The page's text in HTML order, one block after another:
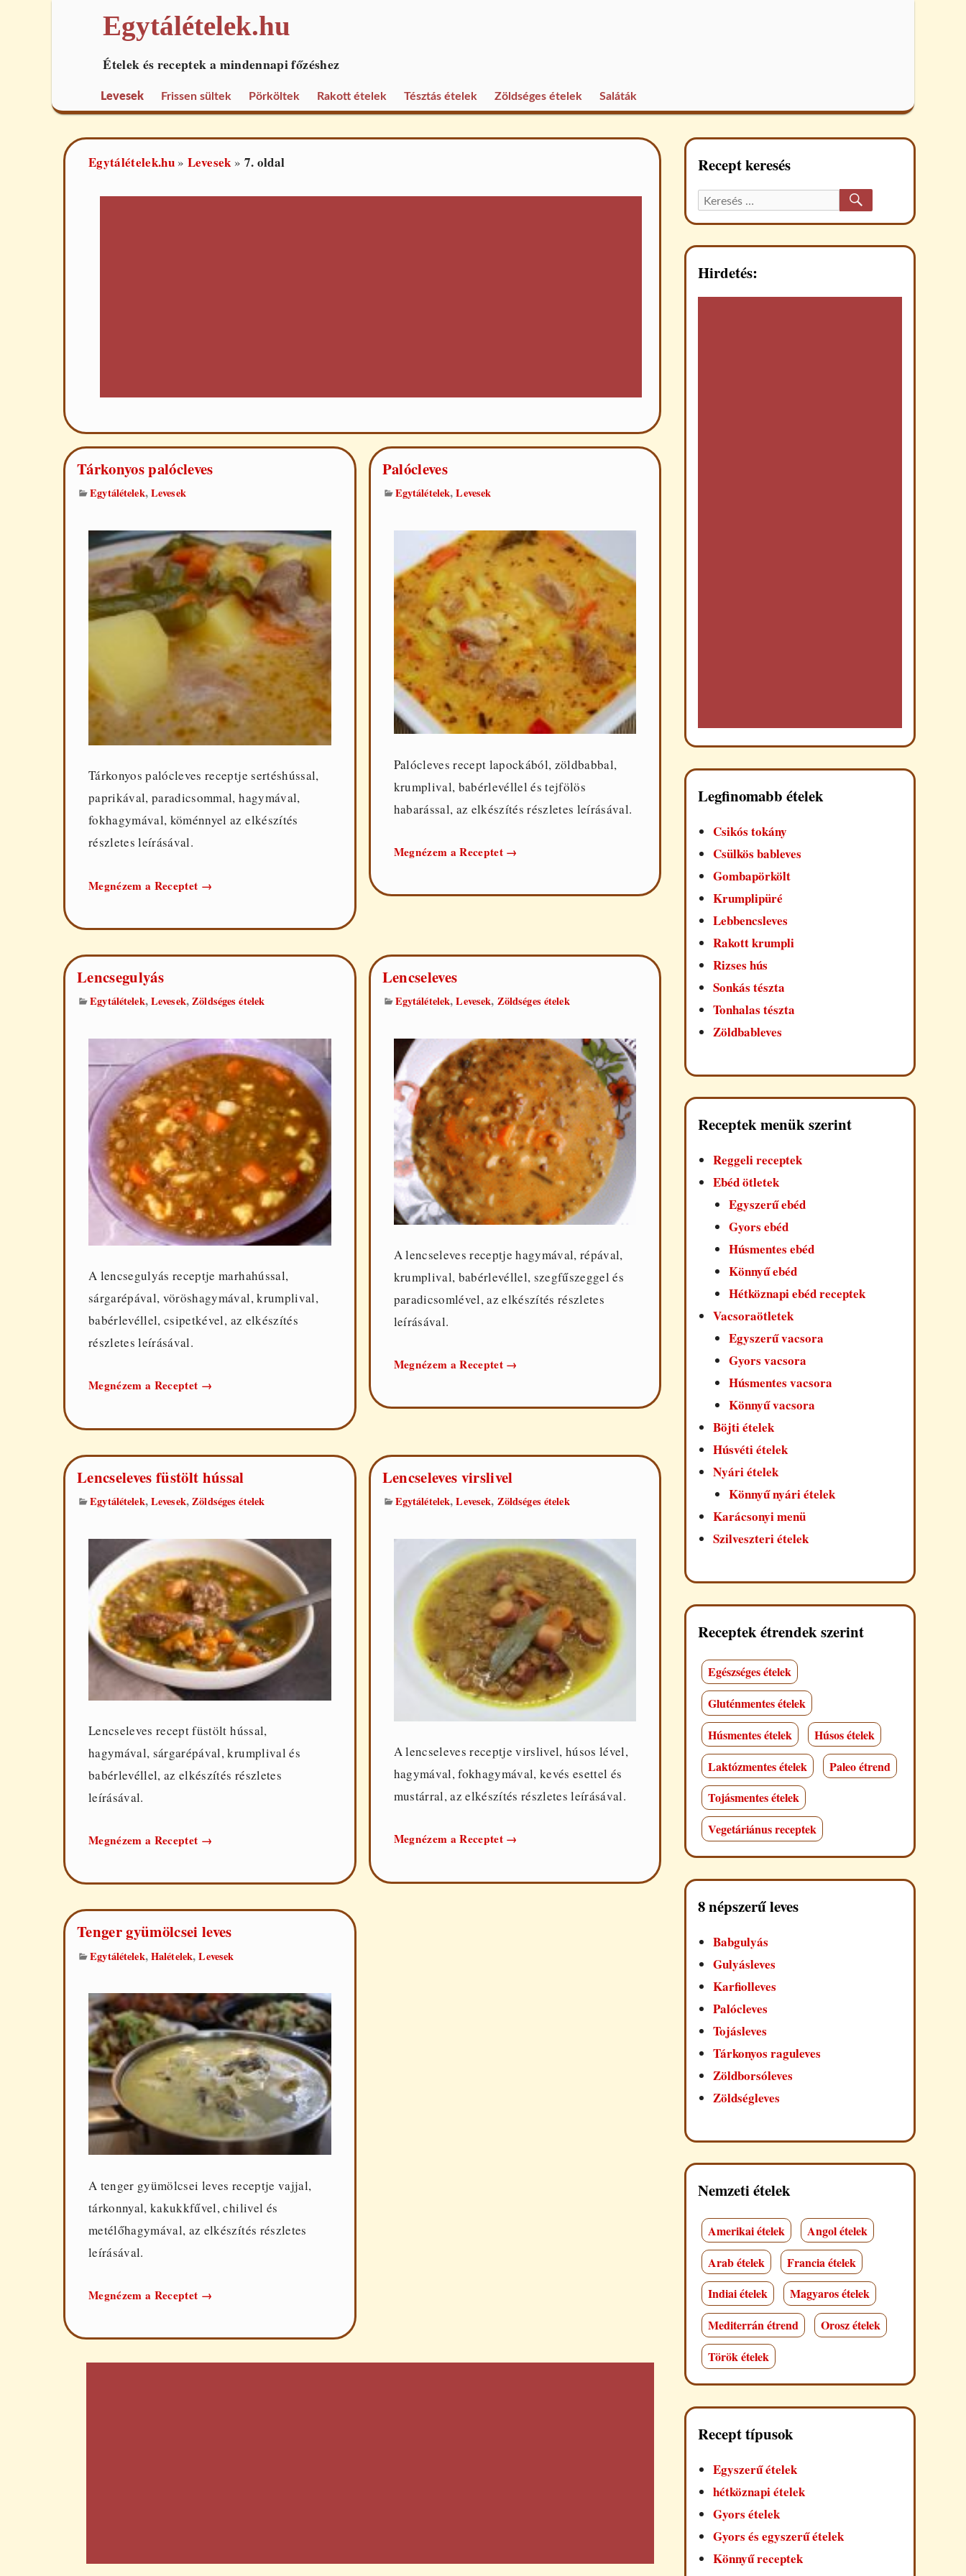
Egytálételek.hu
Ételek és receptek a mindennapi főzéshez
Levesek Frissen sültek Pörköltek Rakott ételek Tésztás ételek Zöldséges ételek Saláták
Egytálételek.hu »Levesek» 7. oldal
Tárkonyos palócleves
Egytálételek,Levesek
Tárkonyos palócleves receptje sertéshússal,
paprikával, paradicsommal, hagymával,
fokhagymával, köménnyel az elkészítés
részletes leírásával.
Megnézem a Receptet Tárkonyos
→
Palócleves
Egytálételek,Levesek
Palócleves recept lapockából, zöldbabbal,
krumplival, babérlevéllel és tejfölös
habarással, az elkészítés részletes leírásával.
Megnézem a Receptet Palócleves
→
Lencsegulyás
Egytálételek,Levesek,Zöldséges ételek
A lencsegulyás receptje marhahússal,
sárgarépával, vöröshagymával, krumplival,
babérlevéllel, csipetkével, az elkészítés
részletes leírásával.
Megnézem a Receptet Lencsegulyás
→
Lencseleves
Egytálételek,Levesek, Zöldséges ételek
A lencseleves receptje hagymával, répával,
krumplival, babérlevéllel, szegfűszeggel és
paradicsomlével, az elkészítés részletes
leírásával.
Megnézem a Receptet Lencseleves
→
Lencseleves füstölt hússal
Egytálételek,Levesek,Zöldséges ételek
Lencseleves recept füstölt hússal,
hagymával, sárgarépával, krumplival és
babérlevéllel, az elkészítés részletes
leírásával.
Megnézem a Receptet Lencseleves
hússal
→
Lencseleves virslivel
Egytálételek,Levesek, Zöldséges ételek
A lencseleves receptje virslivel, húsos lével,
hagymával, fokhagymával, kevés esettel és
mustárral, az elkészítés részletes leírásával.
Megnézem a Receptet Lencseleves
→
Tenger gyümölcsei leves
Egytálételek,Halételek,Levesek
A tenger gyümölcsei leves receptje vajjal,
tárkonnyal, kakukkfűvel, chilivel és
metélőhagymával, az elkészítés részletes
leírásával.
Megnézem a Receptet Tenger
leves
→
Recept keresés
Keresett
recept:
Hirdetés:
Legfinomabb ételek
Csikós tokány
Csülkös bableves
Gombapörkölt
Krumplipüré
Lebbencsleves
Rakott krumpli
Rizses hús
Sonkás tészta
Tonhalas tészta
Zöldbableves
Receptek menük szerint
Reggeli receptek
Ebéd ötletek
Egyszerű ebéd
Gyors ebéd
Húsmentes ebéd
Könnyű ebéd
Hétköznapi ebéd receptek
Vacsoraötletek
Egyszerű vacsora
Gyors vacsora
Húsmentes vacsora
Könnyű vacsora
Böjti ételek
Húsvéti ételek
Nyári ételek
Könnyű nyári ételek
Karácsonyi menü
Szilveszteri ételek
Receptek étrendek szerint
Egészséges ételek
Gluténmentes ételek
Húsmentes ételek
Húsos ételek
Laktózmentes ételek
Paleo étrend
Tojásmentes ételek
Vegetáriánus receptek
8 népszerű leves
Babgulyás
Gulyásleves
Karfiolleves
Palócleves
Tojásleves
Tárkonyos raguleves
Zöldborsóleves
Zöldségleves
Nemzeti ételek
Amerikai ételek
Angol ételek
Arab ételek
Francia ételek
Indiai ételek
Magyaros ételek
Mediterrán étrend
Orosz ételek
Török ételek
Recept típusok
Egyszerű ételek
hétköznapi ételek
Gyors ételek
Gyors és egyszerű ételek
Könnyű receptek